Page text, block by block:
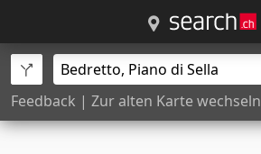
Feedback | Zur alten Karte wechseln